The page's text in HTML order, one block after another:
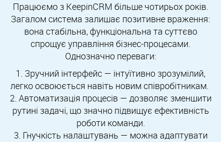
Працюємо з KeepinCRM більше чотирьох років.
Загалом система залишає позитивне враження:
вона стабільна, функціональна та суттєво
спрощує управління бізнес-процесами.
Однозначно переваги:
1. Зручний інтерфейс — інтуїтивно зрозумілий,
легко освоюється навіть новим співробітникам.
2. Автоматизація процесів — дозволяє зменшити
рутині задачі, що значно підвищує ефективність
роботи команди.
3. Гнучкість налаштувань — можна адаптувати